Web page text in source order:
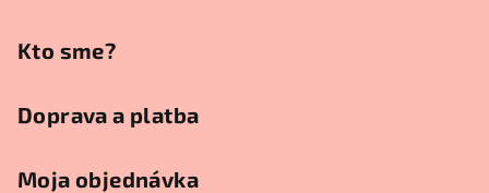
Kto sme?
Doprava a platba
Moja objednávka